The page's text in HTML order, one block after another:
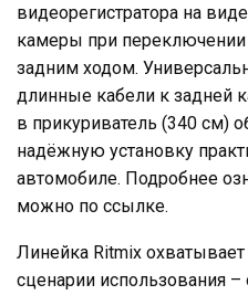
видеорегистратора на
камеры при
задним ходом.
длинные кабели к задней
в прикуриватель (340 см)
надёжную установку
автомобиле. Подробнее
можно по ссылке.
Линейка Ritmix
сценарии использования